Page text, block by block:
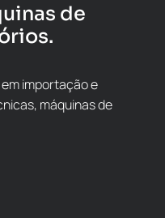
de
importação e
máquinas de